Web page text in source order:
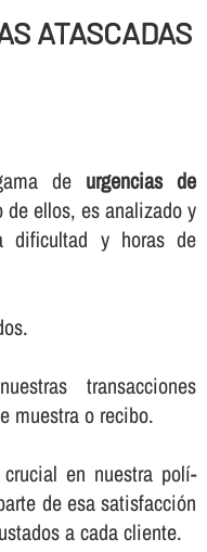
ATASCADAS
de urgencias de
ellos, es analizado y
dificultad y horas de
transacciones
muestra o recibo.
crucial en nuestra polí­
de esa satisfacción
a cada cliente.